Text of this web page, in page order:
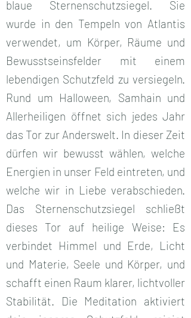
blaue Sternenschutzsiegel. Sie
wurde in den Tempeln von Atlantis
verwendet, um Körper, Räume und
Bewusstseinsfelder mit einem
lebendigen Schutzfeld zu versiegeln.
Rund um Halloween, Samhain und
Allerheiligen öffnet sich jedes Jahr
das Tor zur Anderswelt. In dieser Zeit
dürfen wir bewusst wählen, welche
Energien in unser Feld eintreten, und
welche wir in Liebe verabschieden.
Das Sternenschutzsiegel schließt
dieses Tor auf heilige Weise: Es
verbindet Himmel und Erde, Licht
und Materie, Seele und Körper, und
schafft einen Raum klarer, lichtvoller
Stabilität. Die Meditation aktiviert